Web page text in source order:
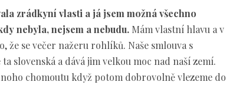
zrádkyní vlasti a já jsem možná všechno
nebyla, nejsem a nebudu. Mám vlastní hlavu a v
že se večer nažeru rohlíků. Naše smlouva s
slovenská a dává jim velkou moc nad naší zemí.
chomoutu když potom dobrovolně vlezeme do